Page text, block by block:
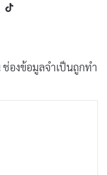
ริ่มโครงการอนุรักษ์
ยากรธรรมชาติ
พิ่มขึ้นในรูปของ
ประสงค์เพื่อดำเนิน
Instagram
ช่องข้อมูลจำเป็นถูกทำ